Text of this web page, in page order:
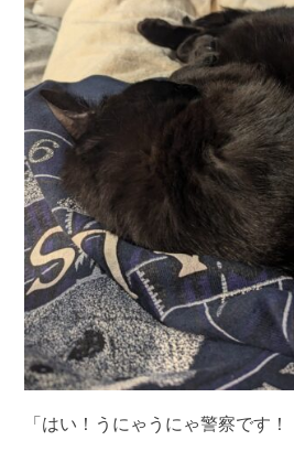
「はい！うにゃうにゃ警察です！